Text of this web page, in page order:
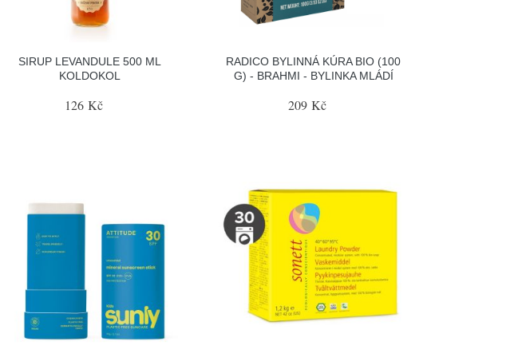
SIRUP LEVANDULE 500 ML
KOLDOKOL
126 Kč
RADICO BYLINNÁ KÚRA BIO (100
G) - BRAHMI - BYLINKA MLÁDÍ
209 Kč